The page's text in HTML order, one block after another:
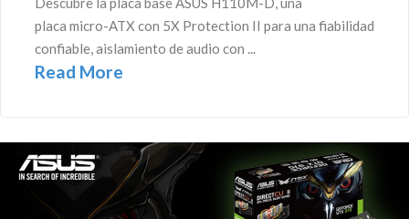
placa micro-ATX con 5X Protection II para una fiabilidad
confiable, aislamiento de audio con ...
Read More